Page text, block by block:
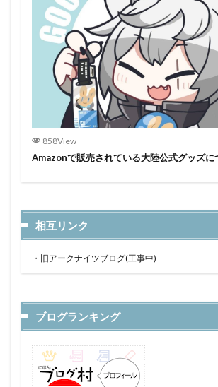
858View
Amazonで販売されている大陸公式グッズに
相互リンク
・ 旧アークナイツブログ(工事中)
ブログランキング